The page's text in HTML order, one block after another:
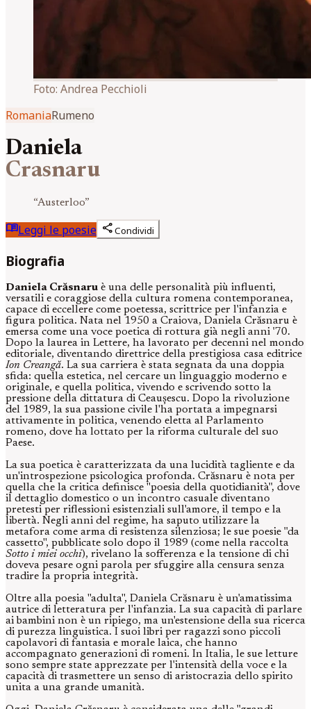
Foto: Andrea Pecchioli
RomaniaRumeno
Daniela
Crasnaru
“Austerloo”
menu_bookLeggi le poesie shareCondividi
Biografia
Daniela Crăsnaru è una delle personalità più influenti,
versatili e coraggiose della cultura romena contemporanea,
capace di eccellere come poetessa, scrittrice per l'infanzia e
figura politica. Nata nel 1950 a Craiova, Daniela Crăsnaru è
emersa come una voce poetica di rottura già negli anni '70.
Dopo la laurea in Lettere, ha lavorato per decenni nel mondo
editoriale, diventando direttrice della prestigiosa casa editrice
Ion Creangă. La sua carriera è stata segnata da una doppia
sfida: quella estetica, nel cercare un linguaggio moderno e
originale, e quella politica, vivendo e scrivendo sotto la
pressione della dittatura di Ceaușescu. Dopo la rivoluzione
del 1989, la sua passione civile l'ha portata a impegnarsi
attivamente in politica, venendo eletta al Parlamento
romeno, dove ha lottato per la riforma culturale del suo
Paese.
La sua poetica è caratterizzata da una lucidità tagliente e da
un'introspezione psicologica profonda. Crăsnaru è nota per
quella che la critica definisce "poesia della quotidianità", dove
il dettaglio domestico o un incontro casuale diventano
pretesti per riflessioni esistenziali sull'amore, il tempo e la
libertà. Negli anni del regime, ha saputo utilizzare la
metafora come arma di resistenza silenziosa; le sue poesie "da
cassetto", pubblicate solo dopo il 1989 (come nella raccolta
Sotto i miei occhi), rivelano la sofferenza e la tensione di chi
doveva pesare ogni parola per sfuggire alla censura senza
tradire la propria integrità.
Oltre alla poesia "adulta", Daniela Crăsnaru è un'amatissima
autrice di letteratura per l'infanzia. La sua capacità di parlare
ai bambini non è un ripiego, ma un'estensione della sua ricerca
di purezza linguistica. I suoi libri per ragazzi sono piccoli
capolavori di fantasia e morale laica, che hanno
accompagnato generazioni di romeni. In Italia, le sue letture
sono sempre state apprezzate per l'intensità della voce e la
capacità di trasmettere un senso di aristocrazia dello spirito
unita a una grande umanità.